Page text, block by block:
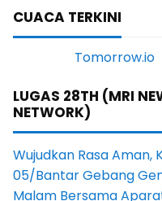
CUACA TERKINI
LUGAS 28TH (MRI
NETWORK)
Wujudkan Rasa Aman,
05/Bantar Gebang
Malam Bersama